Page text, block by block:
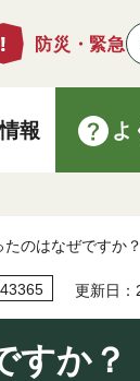
防災・緊急
報 よ
のはなぜですか？
更新日：
すか？